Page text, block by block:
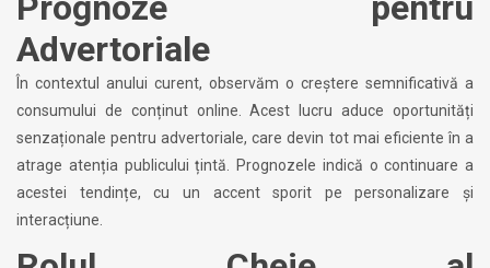
Advertoriale
În contextul anului curent, observăm o creștere semnificativă a
consumului de conținut online. Acest lucru aduce oportunități
senzaționale pentru advertoriale, care devin tot mai eficiente în a
atrage atenția publicului țintă. Prognozele indică o continuare a
acestei tendințe, cu un accent sporit pe personalizare și
interacțiune.